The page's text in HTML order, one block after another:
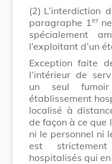
(2) L’interdiction
paragraphe 1 erne
spécialement
l’exploitant d’un
Exception faite
l’intérieur de
un seul
établissement
localisé à
de façon à ce que
ni le personnel ni
est
hospitalisés qui